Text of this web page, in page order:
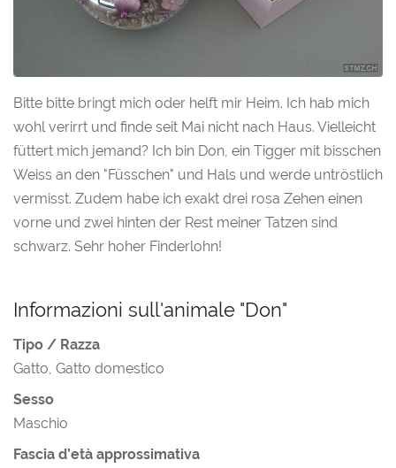
Bitte bitte bringt mich oder helft mir Heim. Ich hab mich
wohl verirrt und finde seit Mai nicht nach Haus. Vielleicht
füttert mich jemand? Ich bin Don, ein Tigger mit bisschen
Weiss an den "Füsschen" und Hals und werde untröstlich
vermisst. Zudem habe ich exakt drei rosa Zehen einen
vorne und zwei hinten der Rest meiner Tatzen sind
schwarz. Sehr hoher Finderlohn!
Informazioni sull'animale "Don"
Tipo / Razza
Gatto, Gatto domestico
Sesso
Maschio
Fascia d’età approssimativa